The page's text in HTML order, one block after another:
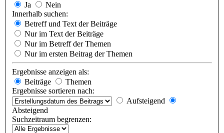
Ja
Nein
Innerhalb suchen:
Betreff und Text der Beiträge
Nur im Text der Beiträge
Nur im Betreff der Themen
Nur im ersten Beitrag der Themen
Ergebnisse anzeigen als:
Beiträge
Themen
Ergebnisse sortieren nach:
Aufsteigend
Absteigend
Suchzeitraum begrenzen: